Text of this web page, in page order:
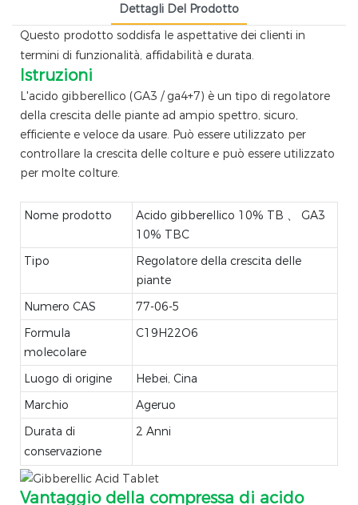
Dettagli Del Prodotto
Questo prodotto soddisfa le aspettative dei clienti in
termini di funzionalità, affidabilità e durata.
Istruzioni
L'acido gibberellico (GA3 / ga4+7) è un tipo di regolatore
della crescita delle piante ad ampio spettro, sicuro,
efficiente e veloce da usare. Può essere utilizzato per
controllare la crescita delle colture e può essere utilizzato
per molte colture.
Nome prodotto
Acido gibberellico 10% TB 、 GA3
10% TBC
Tipo
Regolatore della crescita delle
piante
Numero CAS
77-06-5
Formula
molecolare
C19H22O6
Luogo di origine
Hebei, Cina
Marchio
Ageruo
Durata di
conservazione
2 Anni
Vantaggio della compressa di acido